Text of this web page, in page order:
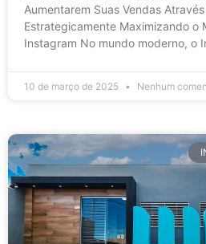
Aumentarem Suas Vendas
Estrategicamente Maximizando o
Instagram No mundo moderno, o
10 de março de 2025 Nenhum